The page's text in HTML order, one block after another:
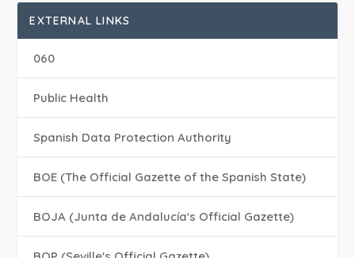
EXTERNAL LINKS
060
Public Health
Spanish Data Protection Authority
BOE (The Official Gazette of the Spanish State)
BOJA (Junta de Andalucía's Official Gazette)